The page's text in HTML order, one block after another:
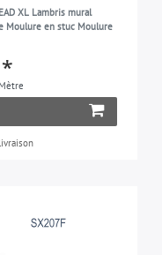
XL Lambris mural
Moulure en stuc Moulure